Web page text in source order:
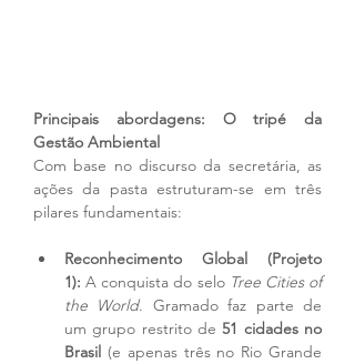
Principais abordagens: O tripé da
Gestão Ambiental
Com base no discurso da secretária, as
ações da pasta estruturam-se em três
pilares fundamentais:
Reconhecimento Global (Projeto
1): A conquista do selo Tree Cities of
the World. Gramado faz parte de
um grupo restrito de 51 cidades no
Brasil (e apenas três no Rio Grande